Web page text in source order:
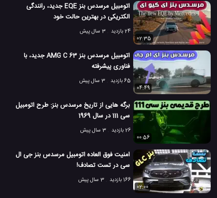
اتومبیل مرسدس بنز EQE جدید، رانندگی
الکتریکی در بهترین حالت خود
24 بازدید
3 سال پیش
02:35
اتومبیل مرسدس بنز AMG C 63 جدید، با
فناوری پیشرفته
65 بازدید
3 سال پیش
04:49
برگه هایی از تاریخ مرسدس بنز: طرح اتومبیل
سی 111 در سال 1969
26 بازدید
3 سال پیش
00:56
امنیت فوق العاده اتومبیل مرسدس بنز جی ال
سی در تست تصادف!
166 بازدید
3 سال پیش
02:00